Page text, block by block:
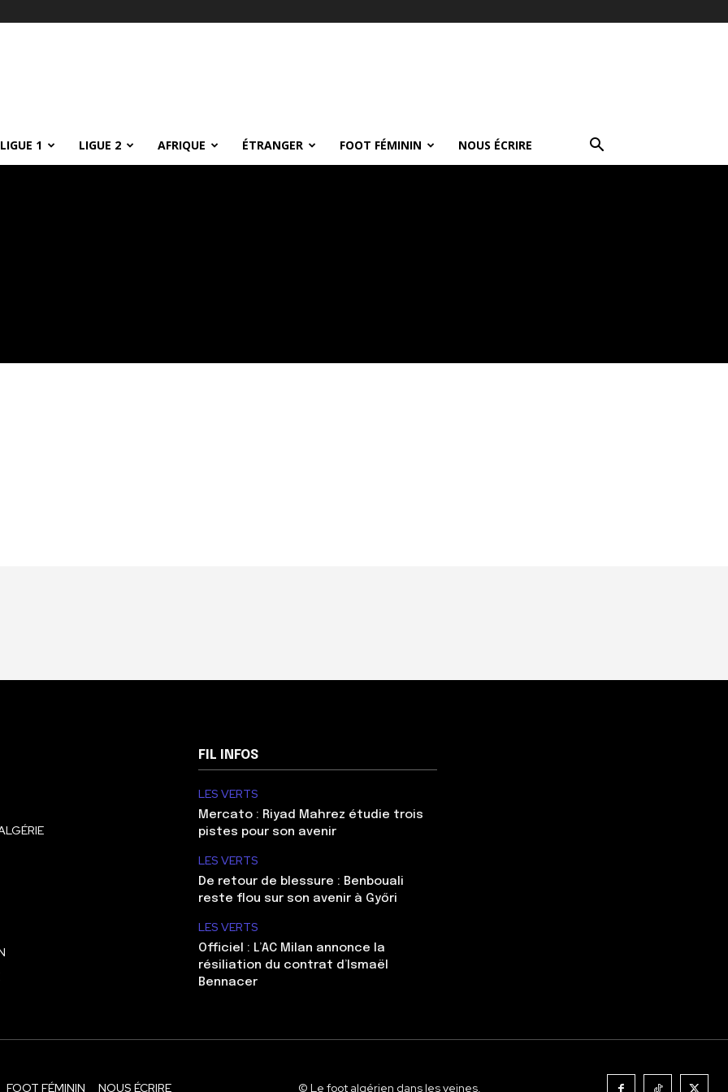
LIGUE 1 LIGUE 2 AFRIQUE ÉTRANGER FOOT FÉMININ NOUS ÉCRIRE
FIL INFOS
LES VERTS
Mercato : Riyad Mahrez étudie trois
pistes pour son avenir
LES VERTS
De retour de blessure : Benbouali
reste flou sur son avenir à Győri
LES VERTS
Officiel : L’AC Milan annonce la
résiliation du contrat d’Ismaël
Bennacer
FOOT FÉMININ NOUS ÉCRIRE © Le foot algérien dans les veines.